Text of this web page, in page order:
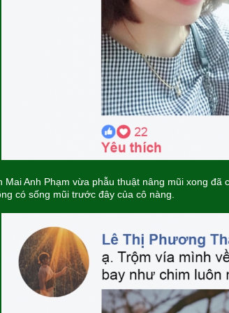
Mai Anh Phạm vừa phẫu thuật nâng mũi xong đã
có sống mũi trước đây của cô nàng.